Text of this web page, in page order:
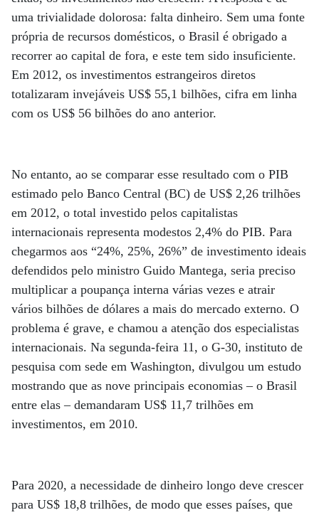
uma trivialidade dolorosa: falta dinheiro. Sem uma fonte
própria de recursos domésticos, o Brasil é obrigado a
recorrer ao capital de fora, e este tem sido insuficiente.
Em 2012, os investimentos estrangeiros diretos
totalizaram invejáveis US$ 55,1 bilhões, cifra em linha
com os US$ 56 bilhões do ano anterior.
No entanto, ao se comparar esse resultado com o PIB
estimado pelo Banco Central (BC) de US$ 2,26 trilhões
em 2012, o total investido pelos capitalistas
internacionais representa modestos 2,4% do PIB. Para
chegarmos aos “24%, 25%, 26%” de investimento ideais
defendidos pelo ministro Guido Mantega, seria preciso
multiplicar a poupança interna várias vezes e atrair
vários bilhões de dólares a mais do mercado externo. O
problema é grave, e chamou a atenção dos especialistas
internacionais. Na segunda-feira 11, o G-30, instituto de
pesquisa com sede em Washington, divulgou um estudo
mostrando que as nove principais economias – o Brasil
entre elas – demandaram US$ 11,7 trilhões em
investimentos, em 2010.
Para 2020, a necessidade de dinheiro longo deve crescer
para US$ 18,8 trilhões, de modo que esses países, que